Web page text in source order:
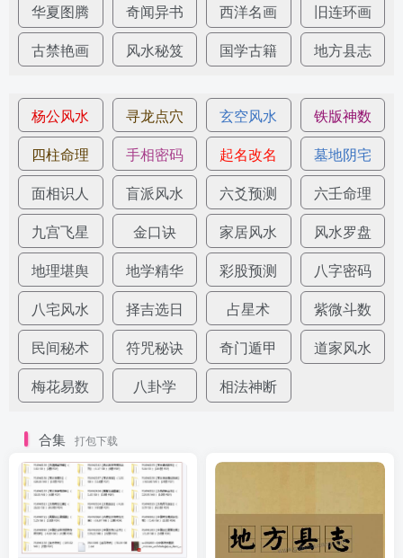
华夏图腾
奇闻异书 西洋名画
旧连环画
古禁艳画
风水秘笈 国学古籍 地方县志
杨公风水 寻龙点穴 玄空风水
铁版神数
四柱命理
手相密码 起名改名
墓地阴宅
面相识人
盲派风水 六爻预测
六壬命理
九宫飞星
金口诀 家居风水
风水罗盘
地理堪舆
地学精华 彩股预测
八字密码
八宅风水
择吉选日 占星术
紫微斗数
民间秘术
符咒秘诀 奇门遁甲
道家风水
梅花易数
八卦学 相法神断
合集 打包下载